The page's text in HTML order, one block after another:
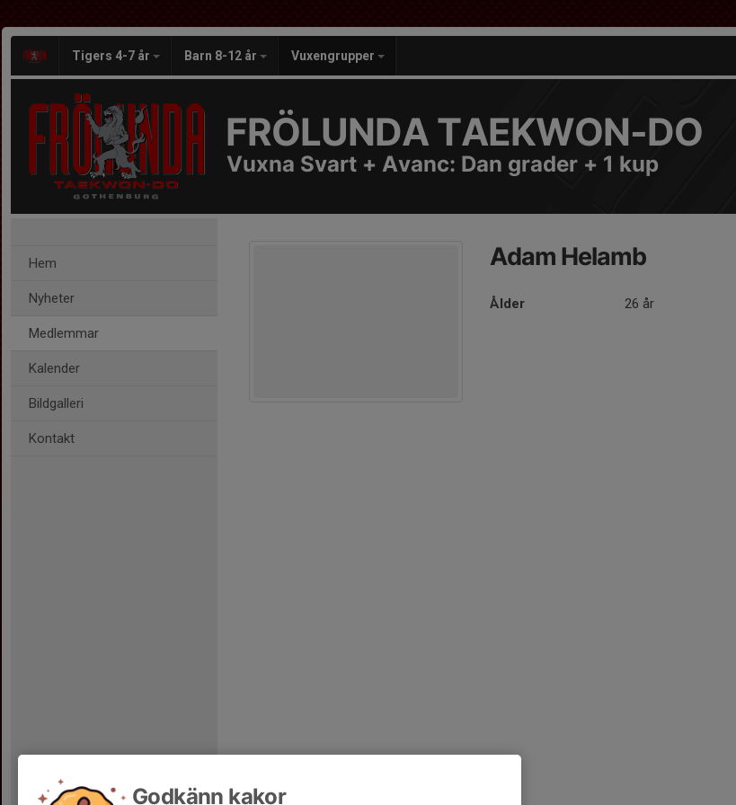
Tigers 4-7 år Barn 8-12 år Vuxengrupper
FRÖLUNDA TAEKWON-DO
Vuxna Svart + Avanc: Dan grader + 1 kup
Hem
Nyheter
Medlemmar
Kalender
Bildgalleri
Kontakt
Adam Helamb
Ålder 26 år
Godkänn kakor